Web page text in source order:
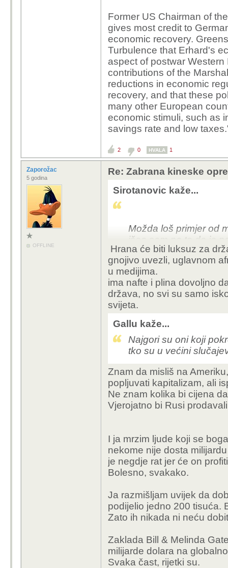
Former US Chairman of
gives most credit to
economic recovery.
Turbulence that Erhard's
aspect of postwar
contributions of the
reductions in economic
recovery, and that these
many other European
economic stimuli, such as
savings rate and low
2 0 HVALA 1
Zaporožac
5 godina
OFFLINE
Re: Zabrana kineske
Sirotanovic kaže...
Možda loš primjer od
išao sam na to da je
cijene sirovina plina i
koji imaju sirovine
sijati i plaćati skupo
luksuz ako se ovako
Hrana će biti luksuz za
gnojivo uvezli, uglavnom
u medijima.
ima nafte i plina dovoljno
država, no svi su samo
svijeta.
Gallu kaže...
Najgori su oni koji
tko su u većini
Znam da misliš na
popljuvati kapitalizam, ali
Ne znam kolika bi cijena
Vjerojatno bi Rusi
I ja mrzim ljude koji se
nekome nije dosta
je negdje rat jer će on
Bolesno, svakako.
Ja razmišljam uvijek da
podijelio jedno 200 tisuća.
Zato ih nikada ni neću
Zaklada Bill & Melinda
milijarde dolara na
Svaka čast, rijetki su.